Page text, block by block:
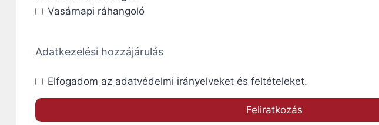
Vasárnapi ráhangoló
Adatkezelési hozzájárulás
Elfogadom az adatvédelmi irányelveket és feltételeket.